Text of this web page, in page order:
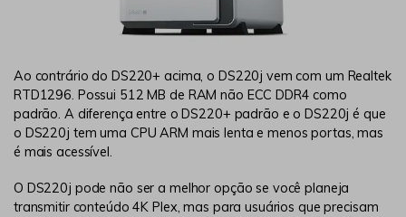
Ao contrário do DS220+ acima, o DS220j vem com um Realtek
RTD1296. Possui 512 MB de RAM não ECC DDR4 como
padrão. A diferença entre o DS220+ padrão e o DS220j é que
o DS220j tem uma CPU ARM mais lenta e menos portas, mas
é mais acessível.
O DS220j pode não ser a melhor opção se você planeja
transmitir conteúdo 4K Plex, mas para usuários que precisam